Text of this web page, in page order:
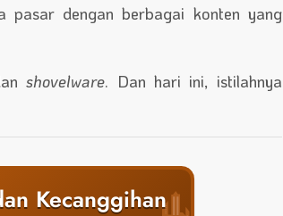
pasar dengan berbagai konten yang
shovelware. Dan hari ini, istilahnya
Kecanggihan